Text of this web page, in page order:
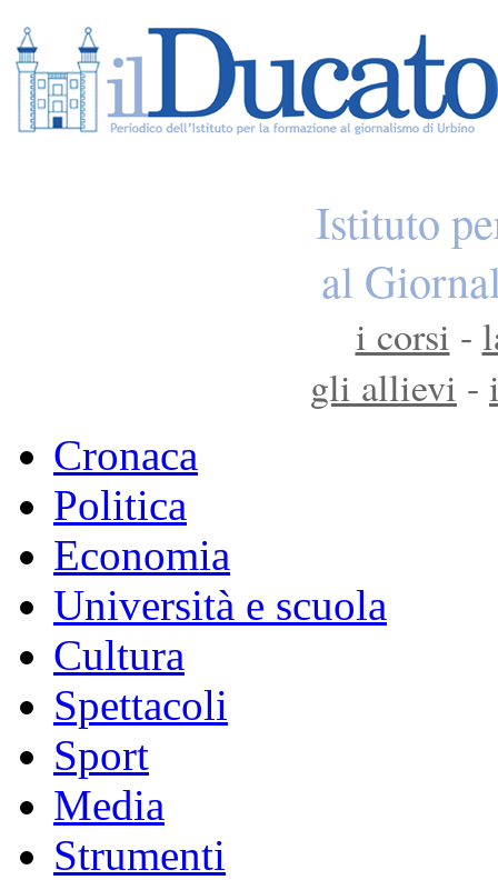
Istituto
al
i corsi -
gli allievi -
Cronaca
Politica
Economia
Università e scuola
Cultura
Spettacoli
Sport
Media
Strumenti